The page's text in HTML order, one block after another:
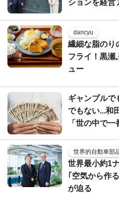
ションを経営
dancyu
繊細な脂のり
フライ！黒瀬
ュー
ギャンブルで
でもない...和
「世の中で一
世界的自動車部
世界最小約1
｢空気から作
が迫る